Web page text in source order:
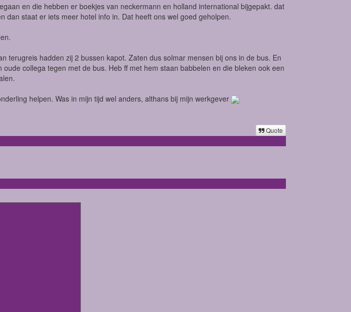
en die hebben er boekjes van neckermann en holland international bijgepakt. dat
dan staat er iets meer hotel info in. Dat heeft ons wel goed geholpen.
terugreis hadden zij 2 bussen kapot. Zaten dus solmar mensen bij ons in de bus. En
collega tegen met de bus. Heb ff met hem staan babbelen en die bleken ook een
helpen. Was in mijn tijd wel anders, althans bij mijn werkgever
Quote